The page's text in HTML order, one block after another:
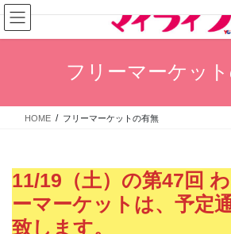
コ
ン
テ
ス
ナ
ビ
ゲ
ン
フリーマーケッ
HOME フリーマーケットの有無
11/19（土）の第47回
ーマーケットは、予定
致します。